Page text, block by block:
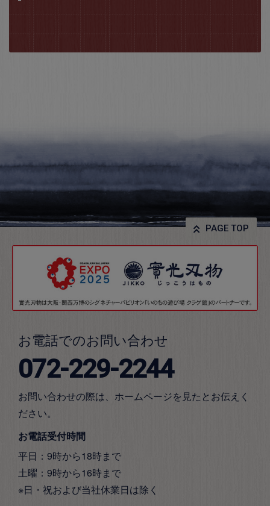
PAGE TOP
お電話でのお問い合わせ
072-229-2244
お問い合わせの際は、ホームページを見たとお伝えく
ださい。
お電話受付時間
平日：9時から18時まで
土曜：9時から16時まで
※日・祝および当社休業日は除く